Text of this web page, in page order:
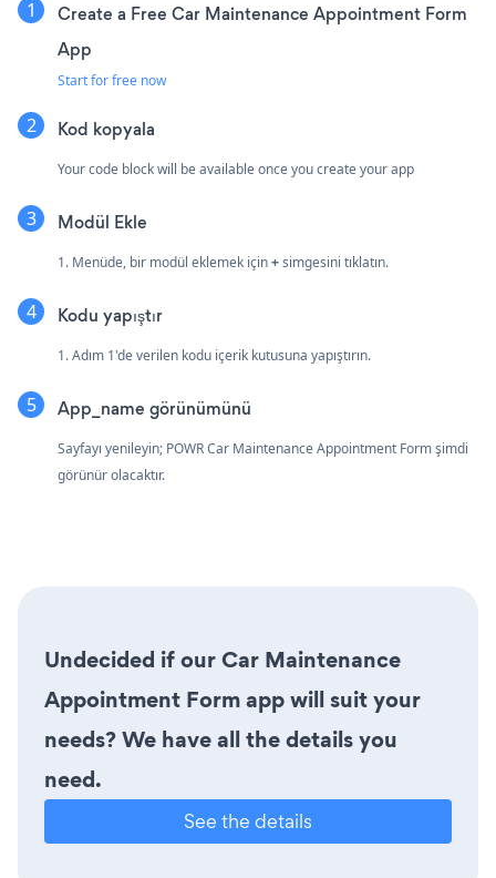
Create a Free Car Maintenance Appointment Form
App
Start for free now
Kod kopyala
Your code block will be available once you create your app
Modül Ekle
1. Menüde, bir modül eklemek için+simgesini tıklatın.
Kodu yapıştır
1. Adım 1'de verilen kodu içerik kutusuna yapıştırın.
App_name görünümünü
Sayfayı yenileyin; POWR Car Maintenance Appointment Form şimdi
görünür olacaktır.
Undecided if our Car Maintenance
Appointment Form app will suit your
needs? We have all the details you
need.
See the details